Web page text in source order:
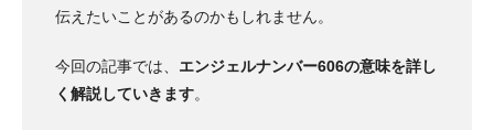
伝えたいことがあるのかもしれません。
今回の記事では、 エンジェルナンバー606の意味を詳し
く解説していきます。